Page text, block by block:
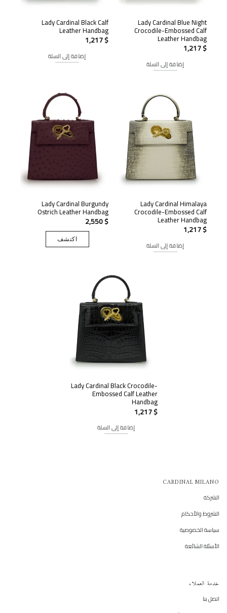
Lady Cardinal Blue Night
Crocodile-Embossed Calf
Leather Handbag
1,217$
إضافة إلى السلة
Lady Cardinal Black Calf
Leather Handbag
1,217$
إضافة إلى السلة
Lady Cardinal Himalaya
Crocodile-Embossed Calf
Leather Handbag
1,217$
إضافة إلى السلة
Lady Cardinal Burgundy
Ostrich Leather Handbag
2,550$
اكتشف
Lady Cardinal Black Crocodile-
Embossed Calf Leather
Handbag
1,217$
إضافة إلى السلة
CARDINAL MILANO
الشركة
الشروط والأحكام
سياسة الخصوصية
الأسئلة الشائعة
خدمة العملاء
اتصل بنا